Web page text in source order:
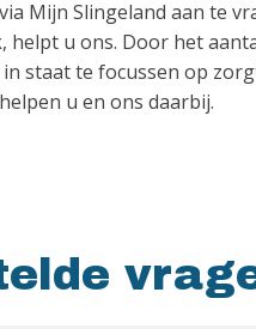
Mijn Slingeland aan te
helpt u ons. Door het
staat te focussen op
u en ons daarbij.